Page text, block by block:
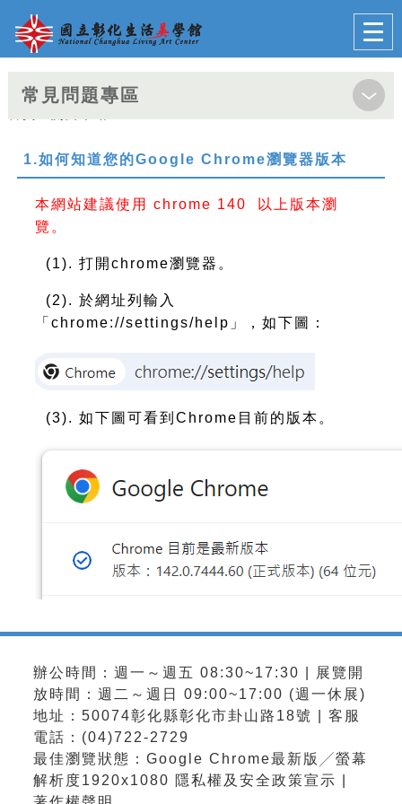
跳到主要內容
網站導覽
前往首頁
常見問題專區
1.如何知道您的Google Chrome瀏覽器版本
本網站建議使用 chrome 140 以上版本瀏
覽。
(1). 打開chrome瀏覽器。
(2). 於網址列輸入
「chrome://settings/help」，如下圖：
(3). 如下圖可看到Chrome目前的版本。
辦公時間：週一～週五 08:30~17:30 | 展覽開
放時間：週二～週日 09:00~17:00 (週一休展)
地址：50074彰化縣彰化市卦山路18號 | 客服
電話：(04)722-2729
最佳瀏覽狀態：Google Chrome最新版╱螢幕
解析度1920x1080 隱私權及安全政策宣示